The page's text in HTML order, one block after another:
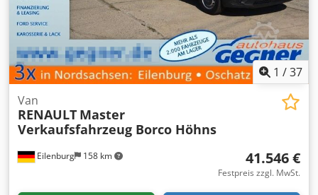
1 /37
Eilenburg 158 km
Van
RENAULT Master
Verkaufsfahrzeug Borco Höhns
41.546 €
Festpreis zzgl. MwSt.